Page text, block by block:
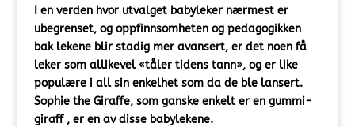
I en verden hvor utvalget babyleker nærmest er
ubegrenset, og oppfinnsomheten og pedagogikken
bak lekene blir stadig mer avansert, er det noen få
leker som allikevel «tåler tidens tann», og er like
populære i all sin enkelhet som da de ble lansert.
Sophie the Giraffe, som ganske enkelt er en gummi-
giraff , er en av disse babylekene.